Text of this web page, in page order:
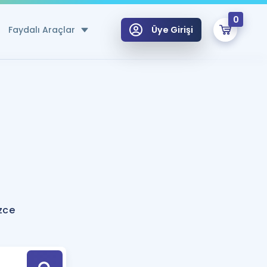
Faydalı Araçlar
Hesaplama Aracı
için Öneriler
Tek Takvimde
Üye Girişi
0